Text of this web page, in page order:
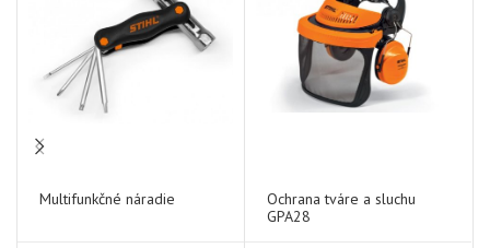
Multifunkčné náradie
Ochrana tváre a sluchu
GPA28